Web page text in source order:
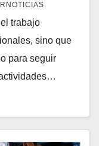
trabajo
sino que
para seguir